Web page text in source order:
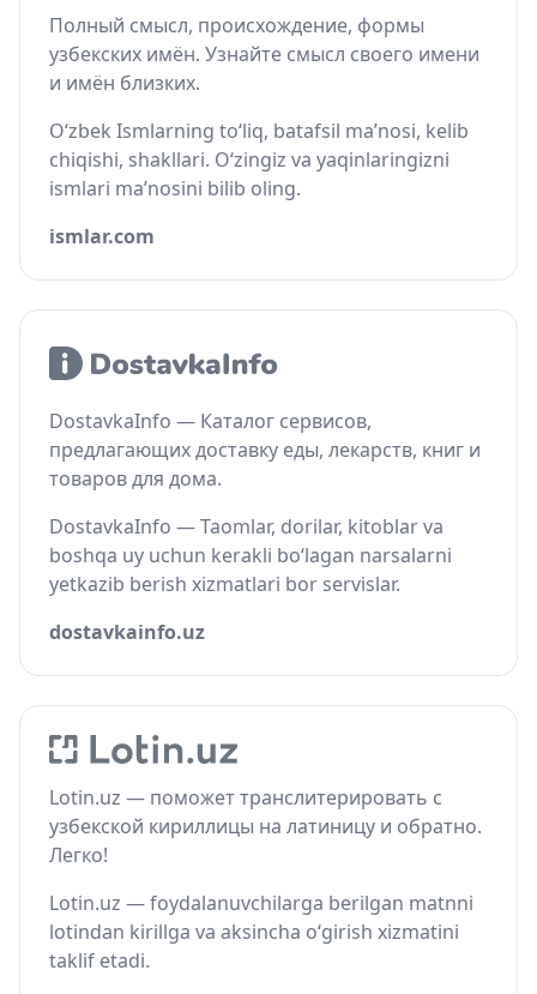
Полный смысл, происхождение, формы
узбекских имён. Узнайте смысл своего имени
и имён близких.
O‘zbek Ismlarning to‘liq, batafsil ma’nosi, kelib
chiqishi, shakllari. O‘zingiz va yaqinlaringizni
ismlari ma’nosini bilib oling.
ismlar.com
DostavkaInfo — Каталог сервисов,
предлагающих доставку еды, лекарств, книг и
товаров для дома.
DostavkaInfo — Taomlar, dorilar, kitoblar va
boshqa uy uchun kerakli bo‘lagan narsalarni
yetkazib berish xizmatlari bor servislar.
dostavkainfo.uz
Lotin.uz — поможет транслитерировать с
узбекской кириллицы на латиницу и обратно.
Легко!
Lotin.uz — foydalanuvchilarga berilgan matnni
lotindan kirillga va aksincha o‘girish xizmatini
taklif etadi.